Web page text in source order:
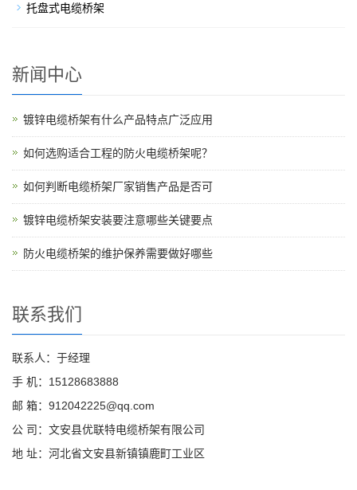
托盘式电缆桥架
新闻中心
镀锌电缆桥架有什么产品特点广泛应用
如何选购适合工程的防火电缆桥架呢？
如何判断电缆桥架厂家销售产品是否可
镀锌电缆桥架安装要注意哪些关键要点
防火电缆桥架的维护保养需要做好哪些
联系我们
联系人：于经理
手 机：15128683888
邮 箱：912042225@qq.com
公 司：文安县优联特电缆桥架有限公司
地 址：河北省文安县新镇镇鹿町工业区